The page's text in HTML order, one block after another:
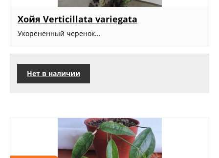
Хойя Verticillata variegata
Укорененный черенок...
Нет в наличии